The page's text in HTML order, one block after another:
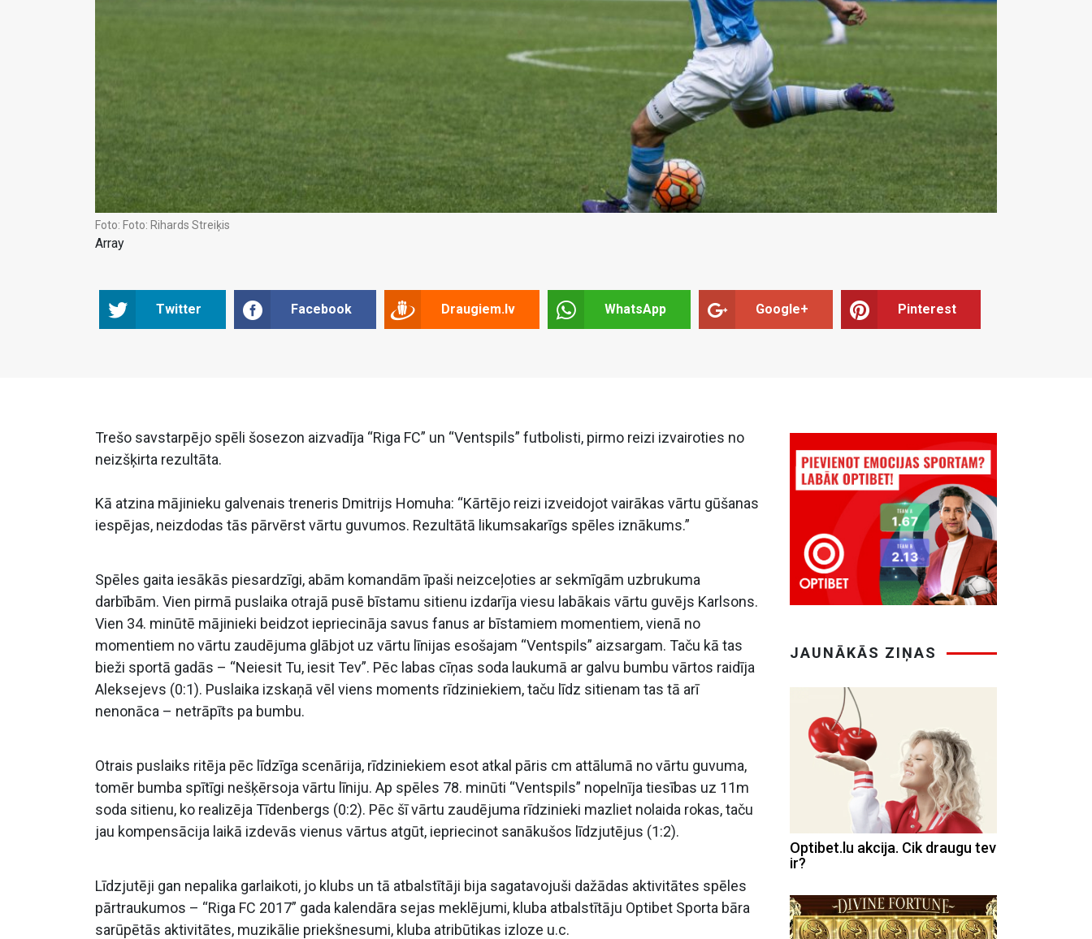
Foto: Foto: Rihards Streiķis
Array
Twitter Facebook Draugiem.lv WhatsApp Google+ Pinterest
Trešo savstarpējo spēli šosezon aizvadīja “Riga FC” un “Ventspils” futbolisti, pirmo reizi izvairoties no
neizšķirta rezultāta.
Kā atzina mājinieku galvenais treneris Dmitrijs Homuha: “Kārtējo reizi izveidojot vairākas vārtu gūšanas
iespējas, neizdodas tās pārvērst vārtu guvumos. Rezultātā likumsakarīgs spēles iznākums.”
Spēles gaita iesākās piesardzīgi, abām komandām īpaši neizceļoties ar sekmīgām uzbrukuma
darbībām. Vien pirmā puslaika otrajā pusē bīstamu sitienu izdarīja viesu labākais vārtu guvējs Karlsons.
Vien 34. minūtē mājinieki beidzot iepriecināja savus fanus ar bīstamiem momentiem, vienā no
momentiem no vārtu zaudējuma glābjot uz vārtu līnijas esošajam “Ventspils” aizsargam. Taču kā tas
bieži sportā gadās – “Neiesit Tu, iesit Tev”. Pēc labas cīņas soda laukumā ar galvu bumbu vārtos raidīja
Aleksejevs (0:1). Puslaika izskaņā vēl viens moments rīdziniekiem, taču līdz sitienam tas tā arī
nenonāca – netrāpīts pa bumbu.
Otrais puslaiks ritēja pēc līdzīga scenārija, rīdziniekiem esot atkal pāris cm attālumā no vārtu guvuma,
tomēr bumba spītīgi nešķērsoja vārtu līniju. Ap spēles 78. minūti “Ventspils” nopelnīja tiesības uz 11m
soda sitienu, ko realizēja Tīdenbergs (0:2). Pēc šī vārtu zaudējuma rīdzinieki mazliet nolaida rokas, taču
jau kompensācija laikā izdevās vienus vārtus atgūt, iepriecinot sanākušos līdzjutējus (1:2).
Līdzjutēji gan nepalika garlaikoti, jo klubs un tā atbalstītāji bija sagatavojuši dažādas aktivitātes spēles
pārtraukumos – “Riga FC 2017” gada kalendāra sejas meklējumi, kluba atbalstītāju Optibet Sporta bāra
sarūpētās aktivitātes, muzikālie priekšnesumi, kluba atribūtikas izloze u.c.
JAUNĀKĀS ZIŅAS
Optibet.lu akcija. Cik draugu tev
ir?